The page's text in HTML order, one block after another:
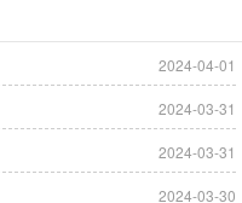
2024-04-01
2024-03-31
2024-03-31
2024-03-30